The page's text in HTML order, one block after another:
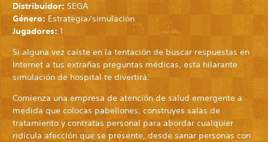
Distribuidor: SEGA
Género: Estrategia/simulación
Jugadores: 1
Si alguna vez caíste en la tentación de buscar respuestas en
Internet a tus extrañas preguntas médicas, esta hilarante
simulación de hospital te divertirá.
Comienza una empresa de atención de salud emergente a
medida que colocas pabellones, construyes salas de
tratamiento y contratas personal para abordar cualquier
ridícula afección que se presente, desde sanar personas con